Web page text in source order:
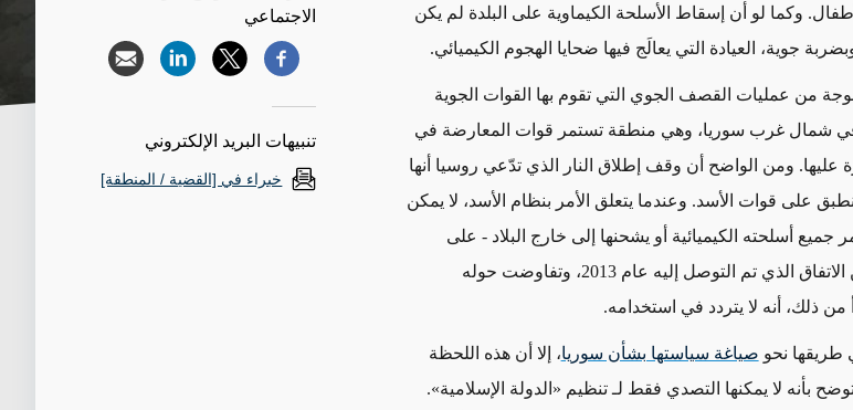
وكما لو أن إسقاط الأسلحة الكيماوية على البلدة لم يكن
جوية، العيادة التي يعالَج فيها ضحايا الهجوم الكيميائي.
من عمليات القصف الجوي التي تقوم بها القوات الجوية
في شمال غرب سوريا، وهي منطقة تستمر قوات المعارضة في
عليها. ومن الواضح أن وقف إطلاق النار الذي تدّعي روسيا أنها
على قوات الأسد. وعندما يتعلق الأمر بنظام الأسد، لا يمكن
أسلحته الكيميائية أو يشحنها إلى خارج البلاد - على
الرغم من التزامه بذلك كجزء من الاتفاق الذي تم التوصل إليه عام 2013، وتفاوضت حوله
من ذلك، أنه لا يتردد في استخدامه.
نحو صياغة سياستها بشأن سوريا، إلا أن هذه اللحظة
بأنه لا يمكنها التصدي فقط لـ تنظيم «الدولة الإسلامية».
الاجتماعي
تنبيهات البريد الإلكتروني
خبراء في [القضية / المنطقة]